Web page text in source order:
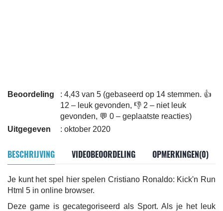
Beoordeling
: 4,43 van 5 (gebaseerd op 14 stemmen. 👍
12 – leuk gevonden, 👎 2 – niet leuk
gevonden, 💬 0 – geplaatste reacties)
Uitgegeven
: oktober 2020
BESCHRIJVING VIDEOBEOORDELING OPMERKINGEN(0)
Je kunt het spel hier spelen Cristiano Ronaldo: Kick'n Run
Html 5 in online browser.
Deze game is gecategoriseerd als Sport. Als je het leuk